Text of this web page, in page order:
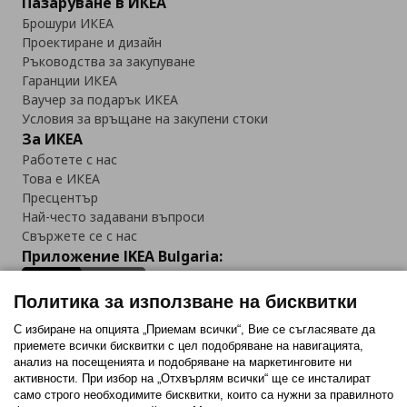
Брошури ИКЕА
Проектиране и дизайн
Ръководства за закупуване
Гаранции ИКЕА
Ваучер за подарък ИКЕА
Условия за връщане на закупени стоки
За ИКЕА
Работете с нас
Това е ИКЕА
Пресцентър
Най-често задавани въпроси
Свържете се с нас
Приложение IKEA Bulgaria:
Последвайте ни:
FacebookTwitterYoutubePinterestInstagram
Политика за използване на бисквитки
С избиране на опцията „Приемам всички“, Вие се съгласявате да
приемете всички бисквитки с цел подобряване на навигацията,
анализ на посещенията и подобряване на маркетинговите ни
активности. При избор на „Отхвърлям всички“ ще се инсталират
само строго необходимитe бисквитки, които са нужни за правилното